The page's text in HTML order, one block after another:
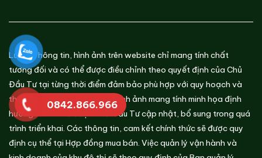
Lưu ý: Thông tin, hình ảnh trên website chỉ mang tính chất
tương đối và có thể được điều chỉnh theo quyết định của Chủ
Đầu Tư tại từng thời điểm đảm bảo phù hợp với quy hoạch và
thực tế thi công của Dự Án. Hình ảnh mang tính minh họa định
hướng và có thể được Chủ Đầu Tư cập nhật, bổ sung trong quá
trình triển khai. Các thông tin, cam kết chính thức sẽ được quy
định cụ thể tại Hợp đồng mua bán. Việc quản lý vận hành và
0842.866.966